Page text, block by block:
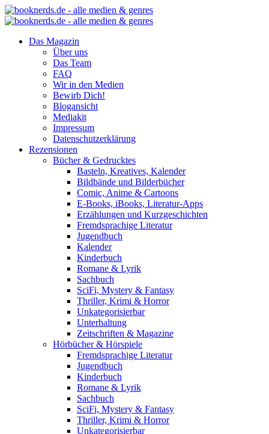
Das Magazin
Über uns
Das Team
FAQ
Wir in den Medien
Bewirb Dich!
Blogansicht
Mediakit
Impressum
Datenschutzerklärung
Rezensionen
Bücher & Gedrucktes
Basteln, Kreatives, Kalender
Bildbände und Bilderbücher
Comic, Anime & Cartoons
E-Books, iBooks, Literatur-Apps
Erzählungen und Kurzgeschichten
Fremdsprachige Literatur
Jugendbuch
Kalender
Kinderbuch
Romane & Lyrik
Sachbuch
SciFi, Mystery & Fantasy
Thriller, Krimi & Horror
Unkategorisierbar
Unterhaltung
Zeitschriften & Magazine
Hörbücher & Hörspiele
Fremdsprachige Literatur
Jugendbuch
Kinderbuch
Romane & Lyrik
Sachbuch
SciFi, Mystery & Fantasy
Thriller, Krimi & Horror
Unkategorisierbar